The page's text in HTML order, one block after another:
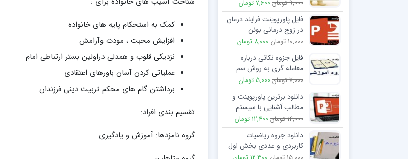
کمک به استحکام پایه های خانواده
افزایش محبت ، مودت وآرامش
نزدیکی قلوب و همدلی دراولین بستر ارتباطی امام
عملیاتی کردن آسان باورهای اعتقادی
برداشتن گام های محکم تربیت دینی فرزندان
تقسیم بندی افراد:
گروه نامزدها: آموزش و یادگیری
9,000 تومان 7,600 تومان
فایل پاورپوینت فرایند درمان
در زوج درمانی بوئن
10,000 تومان 8,000 تومان
فایل جزوه نکاتی درباره
معامله گری به روش سم
سیدن
7,000 تومان 5,000 تومان
دانلود برترین پاورپوینت و
مطالب آشنایی با سيستم
های بايومتريک
14,000 تومان 12,400 تومان
دانلود جزوه ریاضیات
کاربردی و عددی بخش اول
معادلات دیفرانسیل معمولی